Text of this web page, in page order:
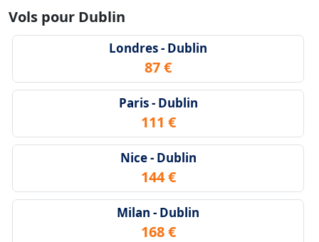
Vols pour Dublin
Londres - Dublin
87 €
Paris - Dublin
111 €
Nice - Dublin
144 €
Milan - Dublin
168 €